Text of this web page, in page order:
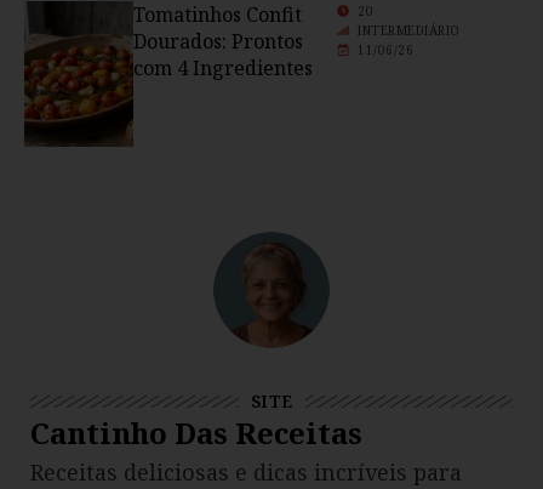
Tomatinhos Confit
Dourados: Prontos
com 4 Ingredientes
20
INTERMEDIÁRIO
11/06/26
SITE
Cantinho Das Receitas
Receitas deliciosas e dicas incríveis para